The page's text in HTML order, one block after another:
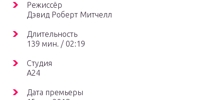
Режиссёр
Дэвид Роберт Митчелл
Длительность
139 мин. / 02:19
Студия
А24
Дата премьеры